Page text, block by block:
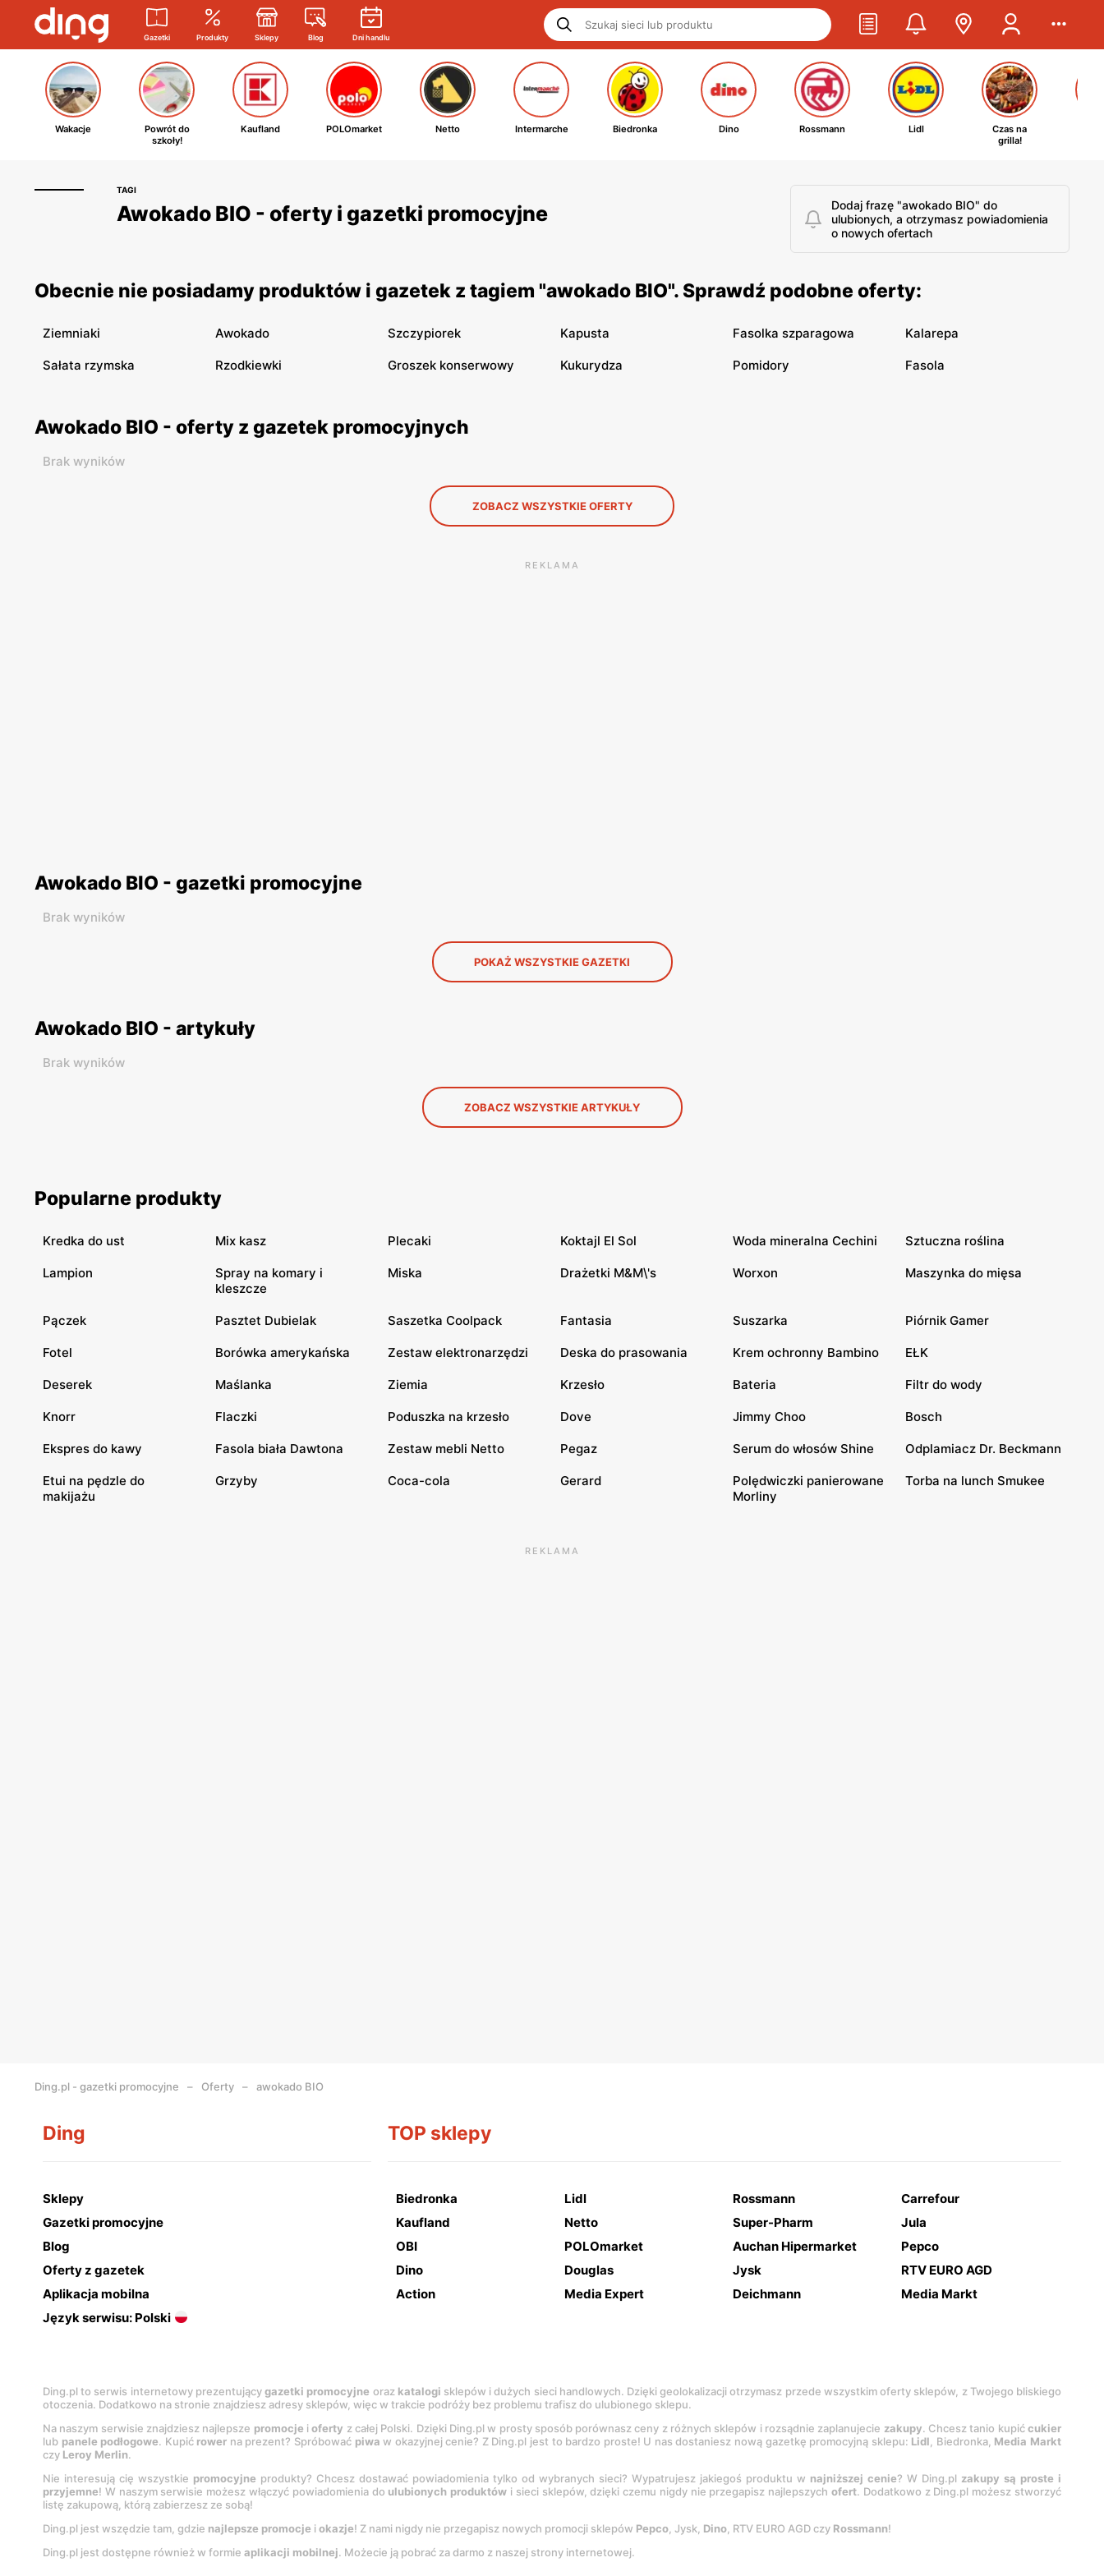
Gazetki Produkty Sklepy Blog Dni handlu
Wakacje
Powrót do
szkoły!
Kaufland POLOmarket Netto Intermarche Biedronka Dino Rossmann Lidl
Czas na
grilla!
TAGI
Awokado BIO - oferty i gazetki promocyjne
Dodaj frazę "awokado BIO" do
ulubionych, a otrzymasz powiadomienia
o nowych ofertach
Obecnie nie posiadamy produktów i gazetek z tagiem "awokado BIO". Sprawdź podobne oferty:
Ziemniaki Awokado Szczypiorek Kapusta Fasolka szparagowa Kalarepa
Sałata rzymska Rzodkiewki Groszek konserwowy Kukurydza Pomidory Fasola
Awokado BIO - oferty z gazetek promocyjnych
Brak wyników
ZOBACZ WSZYSTKIE OFERTY
REKLAMA
Awokado BIO - gazetki promocyjne
Brak wyników
POKAŻ WSZYSTKIE GAZETKI
Awokado BIO - artykuły
Brak wyników
ZOBACZ WSZYSTKIE ARTYKUŁY
Popularne produkty
Kredka do ust Mix kasz Plecaki Koktajl El Sol Woda mineralna Cechini Sztuczna roślina
Lampion
Spray na komary i
kleszcze
Miska Drażetki M&M\'s Worxon Maszynka do mięsa
Pączek Pasztet Dubielak Saszetka Coolpack Fantasia Suszarka Piórnik Gamer
Fotel Borówka amerykańska Zestaw elektronarzędzi Deska do prasowania Krem ochronny Bambino EŁK
Deserek Maślanka Ziemia Krzesło Bateria Filtr do wody
Knorr Flaczki Poduszka na krzesło Dove Jimmy Choo Bosch
Ekspres do kawy Fasola biała Dawtona Zestaw mebli Netto Pegaz Serum do włosów Shine Odplamiacz Dr. Beckmann
Etui na pędzle do
makijażu
Grzyby Coca-cola Gerard
Polędwiczki panierowane
Morliny
Torba na lunch Smukee
REKLAMA
Ding.pl - gazetki promocyjne Oferty awokado BIO
Ding
Sklepy
Gazetki promocyjne
Blog
Oferty z gazetek
Aplikacja mobilna
Język serwisu: Polski
TOP sklepy
Biedronka Lidl Rossmann
Carrefour
Kaufland
Netto Super-Pharm
Jula
OBI
POLOmarket Auchan Hipermarket
Pepco
Dino
Douglas Jysk
RTV EURO AGD
Action
Media Expert Deichmann Media Markt
Ding.pl to serwis internetowy prezentującygazetki promocyjne oraz katalogi sklepów i dużych sieci handlowych. Dzięki geolokalizacji otrzymasz przede wszystkim oferty sklepów, z Twojego bliskiego
otoczenia. Dodatkowo na stronie znajdziesz adresy sklepów, więc w trakcie podróży bez problemu trafisz do ulubionego sklepu.
Na naszym serwisie znajdziesz najlepsze promocje ioferty z całej Polski. Dzięki Ding.pl w prosty sposób porównasz ceny z różnych sklepów i rozsądnie zaplanujecie zakupy. Chcesz tanio kupićcukier
lub panele podłogowe. Kupić rower na prezent? Spróbować piwa w okazyjnej cenie? Z Ding.pl jest to bardzo proste! U nas dostaniesz nową gazetkę promocyjną sklepu: Lidl, Biedronka, Media Markt
czy Leroy Merlin.
Nie interesują cię wszystkie promocyjne produkty? Chcesz dostawać powiadomienia tylko od wybranych sieci? Wypatrujesz jakiegoś produktu w najniższej cenie? W Ding.pl zakupy są proste i
przyjemne! W naszym serwisie możesz włączyć powiadomienia do ulubionych produktów i sieci sklepów, dzięki czemu nigdy nie przegapisz najlepszychofert. Dodatkowo z Ding.pl możesz stworzyć
listę zakupową, którą zabierzesz ze sobą!
Ding.pl jest wszędzie tam, gdzie najlepsze promocje i okazje! Z nami nigdy nie przegapisz nowych promocji sklepów Pepco, Jysk, Dino, RTV EURO AGD czy Rossmann!
Ding.pl jest dostępne również w formie aplikacji mobilnej. Możecie ją pobrać za darmo z naszej strony internetowej.